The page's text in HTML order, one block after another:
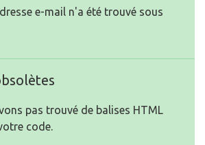
e-mail n'a été trouvé sous
pas trouvé de balises HTML
code.